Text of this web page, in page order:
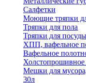
Салфетки
Моющие тряпки
Тряпки для пола
Тряпки для посуды
ХПП, вафельное
Вафельное
Мешки для
30л